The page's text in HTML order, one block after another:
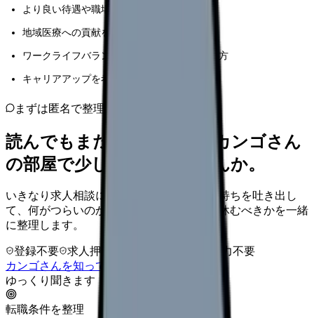
より良い待遇や職場環境を求めている方
地域医療への貢献を考えている方
ワークライフバランスの改善を目指している方
キャリアアップを考えている方
まずは匿名で整理
読んでもまだ苦しいなら、カンゴさん
の部屋で少し話してみませんか。
いきなり求人相談には進みません。今の気持ちを吐き出し
て、何がつらいのか、辞めるべきか、少し休むべきかを一緒
に整理します。
登録不要 求人押し売りなし
病院名は入力不要
カンゴさんを知ってから相談する
ゆっくり聞きます
転職条件を整理